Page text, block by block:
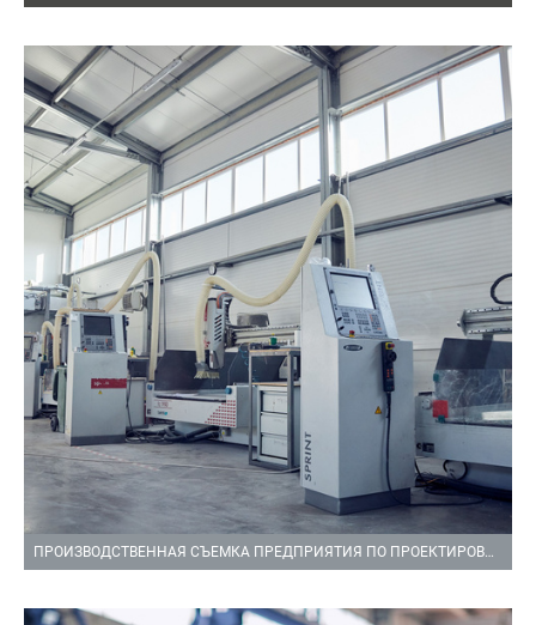
ПРОИЗВОДСТВЕННАЯ СЪЕМКА ПРЕДПРИЯТИЯ ПО ПРОЕКТИРОВАНИЮ И ПРОИЗВОДСТВУ МОДЕЛЬНО СТЕРЖНЕВОЙ ОСНАСТКИ